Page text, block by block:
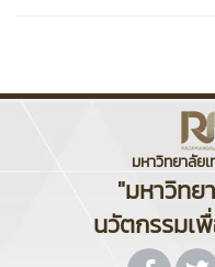
มหาวิทยาลัย
"มหาวิทย
นวัตกรรมเ